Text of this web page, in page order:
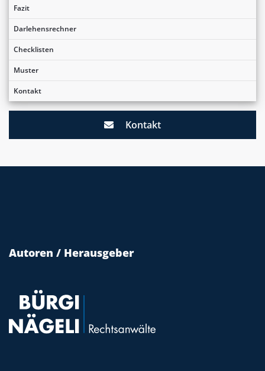
Fazit
Darlehensrechner
Checklisten
Muster
Kontakt
Kontakt
Autoren / Herausgeber